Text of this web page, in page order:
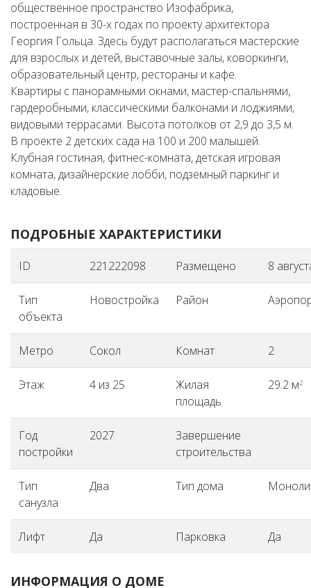
общественное пространство Изофабрика,
построенная в 30-х годах по проекту архитектора
Георгия Гольца. Здесь будут располагаться мастерские
для взрослых и детей, выставочные залы, коворкинги,
образовательный центр, рестораны и кафе.
Квартиры с панорамными окнами, мастер-спальнями,
гардеробными, классическими балконами и лоджиями,
видовыми террасами. Высота потолков от 2,9 до 3,5 м.
В проекте 2 детских сада на 100 и 200 малышей.
Клубная гостиная, фитнес-комната, детская игровая
комната, дизайнерские лобби, подземный паркинг и
кладовые.
ПОДРОБНЫЕ ХАРАКТЕРИСТИКИ
ID 221222098 Размещено 8
Тип
объекта
Новостройка Район
Метро Сокол Комнат 2
Этаж 4 из 25
Жилая
площадь
29.2 м2
Год
постройки
2027
Завершение
строительства
Тип
санузла
Два Тип дома
Лифт Да Парковка Да
ИНФОРМАЦИЯ О ДОМЕ